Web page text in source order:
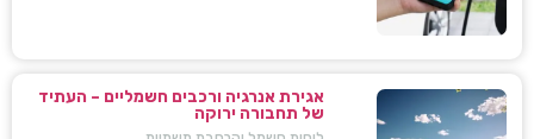
אגירת אנרגיה ורכבים חשמליים – העתיד
של תחבורה ירוקה